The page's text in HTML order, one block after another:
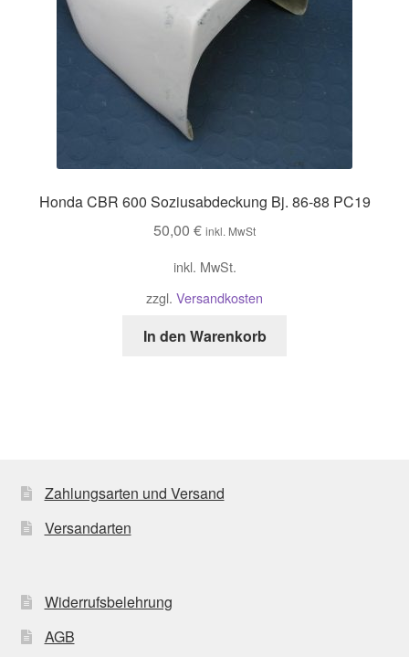
Honda CBR 600 Soziusabdeckung Bj. 86-88 PC19
50,00 € inkl. MwSt
inkl. MwSt.
zzgl. Versandkosten
In den Warenkorb
Zahlungsarten und Versand
Versandarten
Widerrufsbelehrung
AGB